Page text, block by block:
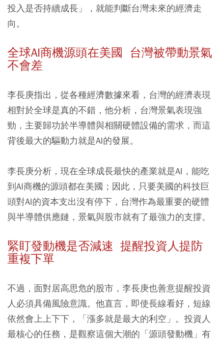
投入是否持續成長」，就能判斷台灣未來的經濟走
向。
全球AI商機源頭在美國 台灣被帶動景氣
不會差
李長庚指出，從各種經濟數據來看，台灣的經濟表現
相對於全球是真的不錯，他分析，台灣景氣表現強
勁，主要歸功於半導體與相關硬體設備的需求，而這
背後最大的驅動力就是AI的發展。
李長庚分析，現在全球成長最快的產業就是AI，能吃
到AI商機的源頭都在美國；因此，只要美國的科技巨
頭對AI的資本支出沒有停下，台灣作為最重要的硬體
與半導體供應鏈，景氣與股市就有了最強力的支撐。
緊盯發動機是否減速 提醒投資人提防
重複下單
不過，面對居高思危的股市，李長庚也善意提醒投資
人必須具備風險意識。他直言，即使長線看好，短線
依然會上上下下，「漲多就是最大的利空」。投資人
最核心的任務，是觀察這個大潮的「源頭發動機」有